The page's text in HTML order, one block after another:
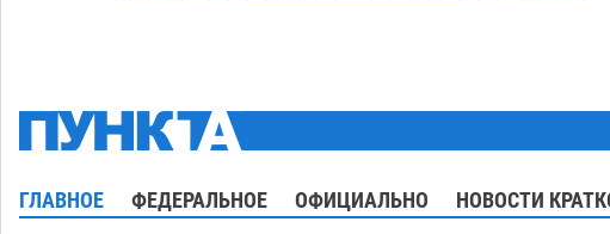
ГЛАВНОЕ ФЕДЕРАЛЬНОЕ ОФИЦИАЛЬНО НОВОСТИ